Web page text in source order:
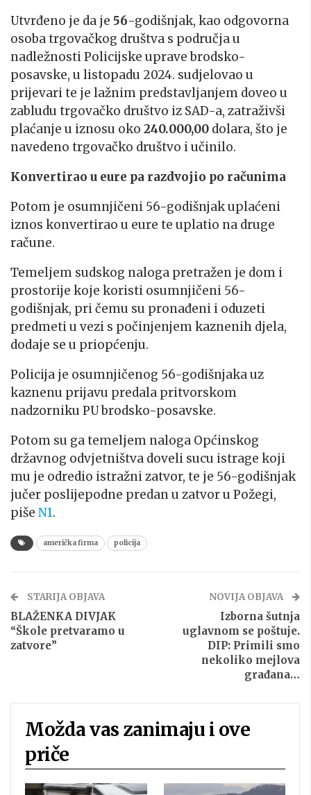
Utvrđeno je da je 56-godišnjak, kao odgovorna
osoba trgovačkog društva s područja u
nadležnosti Policijske uprave brodsko-
posavske, u listopadu 2024. sudjelovao u
prijevari te je lažnim predstavljanjem doveo u
zabludu trgovačko društvo iz SAD-a, zatraživši
plaćanje u iznosu oko 240.000,00 dolara, što je
navedeno trgovačko društvo i učinilo.
Konvertirao u eure pa razdvojio po računima
Potom je osumnjičeni 56-godišnjak uplaćeni
iznos konvertirao u eure te uplatio na druge
račune.
Temeljem sudskog naloga pretražen je dom i
prostorije koje koristi osumnjičeni 56-
godišnjak, pri čemu su pronađeni i oduzeti
predmeti u vezi s počinjenjem kaznenih djela,
dodaje se u priopćenju.
Policija je osumnjičenog 56-godišnjaka uz
kaznenu prijavu predala pritvorskom
nadzorniku PU brodsko-posavske.
Potom su ga temeljem naloga Općinskog
državnog odvjetništva doveli sucu istrage koji
mu je odredio istražni zatvor, te je 56-godišnjak
jučer poslijepodne predan u zatvor u Požegi,
piše N1.
američka firma policija
STARIJA OBJAVA
BLAŽENKA DIVJAK
“Škole pretvaramo u
zatvore”
NOVIJA OBJAVA
Izborna šutnja
uglavnom se poštuje.
DIP: Primili smo
nekoliko mejlova
građana…
Možda vas zanimaju i ove
priče